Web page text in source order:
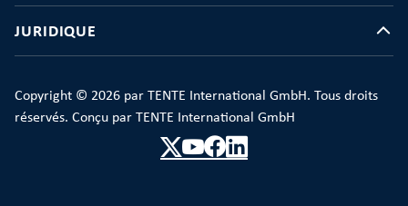
JURIDIQUE
Copyright © 2026 par TENTE International GmbH. Tous droits
réservés. Conçu par TENTE International GmbH